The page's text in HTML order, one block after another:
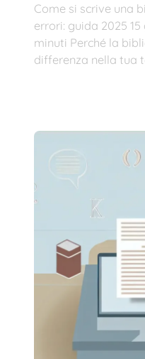
Come si scrive una
errori: guida 2025 15
minuti Perché la
differenza nella tua